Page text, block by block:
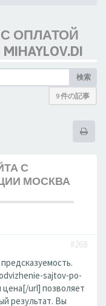
ОПЛАТОЙ
検索
9 件の記事
С
МОСКВА
#268
sajtov-po-
url] позволяет
результат. Вы